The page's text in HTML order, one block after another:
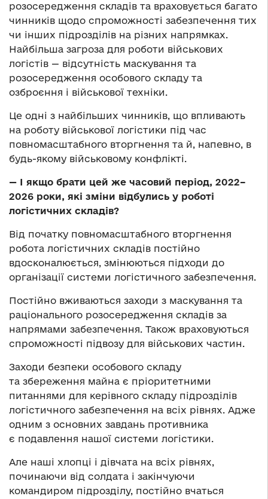
розосередження складів та враховується багато
чинників щодо спроможності забезпечення тих
чи інших підрозділів на різних напрямках.
Найбільша загроза для роботи військових
логістів — відсутність маскування та
розосередження особового складу та
озброєння і військової техніки.
Це одні з найбільших чинників, що впливають
на роботу військової логістики під час
повномасштабного вторгнення та й, напевно, в
будь-якому військовому конфлікті.
— І якщо брати цей же часовий період, 2022–
2026 роки, які зміни відбулись у роботі
логістичних складів?
Від початку повномасштабного вторгнення
робота логістичних складів постійно
вдосконалюється, змінюються підходи до
організації системи логістичного забезпечення.
Постійно вживаються заходи з маскування та
раціонального розосередження складів за
напрямами забезпечення. Також враховуються
спроможності підвозу для військових частин.
Заходи безпеки особового складу
та збереження майна є пріоритетними
питаннями для керівного складу підрозділів
логістичного забезпечення на всіх рівнях. Адже
одним з основних завдань противника
є подавлення нашої системи логістики.
Але наші хлопці і дівчата на всіх рівнях,
починаючи від солдата і закінчуючи
командиром підрозділу, постійно вчаться